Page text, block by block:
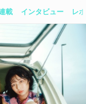
載 インタビュー レ